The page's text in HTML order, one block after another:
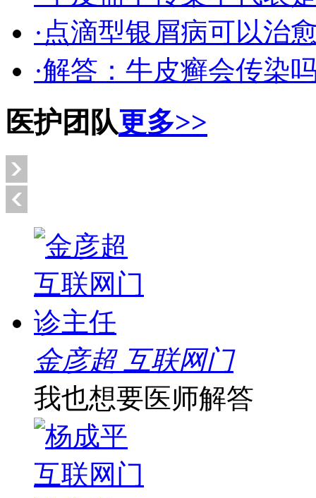
·点滴型银屑病可以治
·解答：牛皮癣会传染
医护团队更多>>
金彦超 互联网门
我也想要医师解答